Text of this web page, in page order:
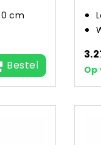
cm
Bestel